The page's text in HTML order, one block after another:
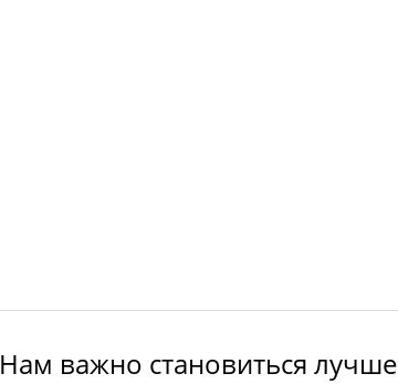
Нам важно становиться лучше